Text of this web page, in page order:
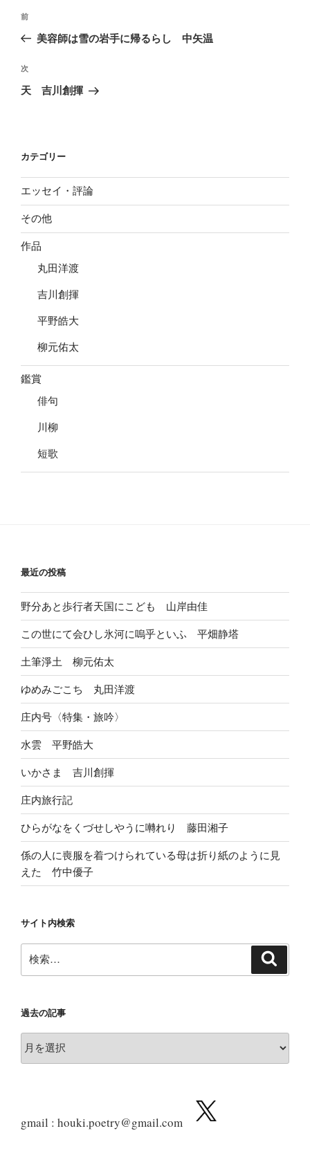
投
ビ
ゲ
ン
前
の
稿
前
美容師は雪の岩手に帰るらし 中矢温
次
の
次
天 吉川創揮
カテゴリー
エッセイ・評論
その他
作品
丸田洋渡
吉川創揮
平野皓大
柳元佑太
鑑賞
俳句
川柳
短歌
最近の投稿
野分あと歩行者天国にこども 山岸由佳
この世にて会ひし氷河に嗚乎といふ 平畑静塔
土筆淨土 柳元佑太
ゆめみごこち 丸田洋渡
庄内号〈特集・旅吟〉
水雲 平野皓大
いかさま 吉川創揮
庄内旅行記
ひらがなをくづせしやうに囀れり 藤田湘子
係の人に喪服を着つけられている母は折り紙のように見
えた 竹中優子
サイト内検索
索:
過去の記事
去
gmail : houki.poetry@gmail.com